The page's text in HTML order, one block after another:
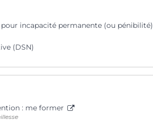
incapacité permanente (ou pénibilité)
(DSN)
: me former